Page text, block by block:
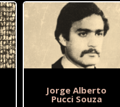
Jorge Alberto
Pucci Souza